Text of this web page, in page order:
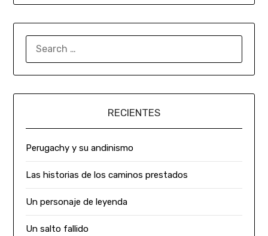
RECIENTES
Perugachy y su andinismo
Las historias de los caminos prestados
Un personaje de leyenda
Un salto fallido